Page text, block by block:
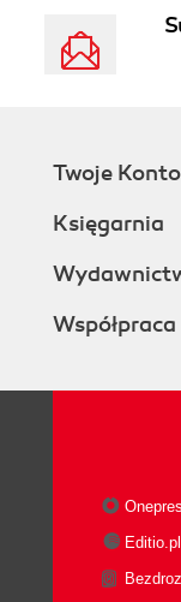
Twoje Konto
Księgarnia
Współpraca
Editio.pl